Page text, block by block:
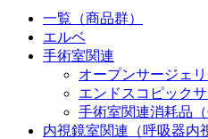
一覧（商品群）
エルベ
手術室関連
オープンサージェ
エンドスコピック
手術室関連消耗品（
内視鏡室関連（呼吸器内